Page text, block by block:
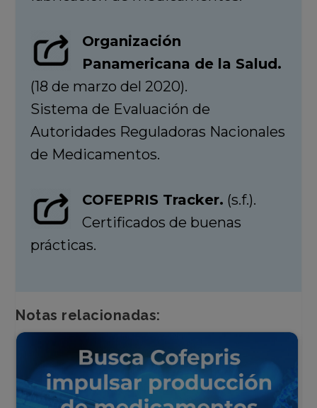
Organización
Panamericana de la Salud.
(18 de marzo del 2020).
Sistema de Evaluación de
Autoridades Reguladoras Nacionales
de Medicamentos.
COFEPRIS Tracker. (s.f.).
Certificados de buenas
prácticas.
Notas relacionadas: